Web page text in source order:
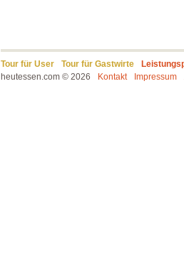
Tour für User Tour für Gastwirte
heutessen.com © 2026
Kontakt Impressum